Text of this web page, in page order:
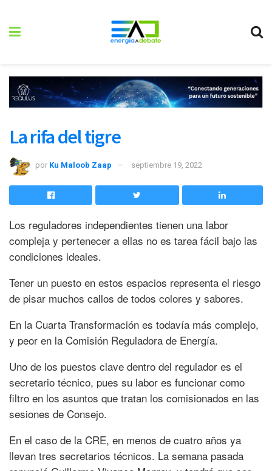
La rifa del tigre
por Ku Maloob Zaap septiembre 19, 2022
Los reguladores independientes tienen una labor
compleja y pertenecer a ellas no es tarea fácil bajo las
condiciones ideales.
Tener un puesto en estos espacios representa el riesgo
de pisar muchos callos de todos colores y sabores.
En la Cuarta Transformación es todavía más complejo,
y peor en la Comisión Reguladora de Energía.
Uno de los puestos clave dentro del regulador es el
secretario técnico, pues su labor es funcionar como
filtro en los asuntos que tratan los comisionados en las
sesiones de Consejo.
En el caso de la CRE, en menos de cuatro años ya
llevan tres secretarios técnicos. La semana pasada